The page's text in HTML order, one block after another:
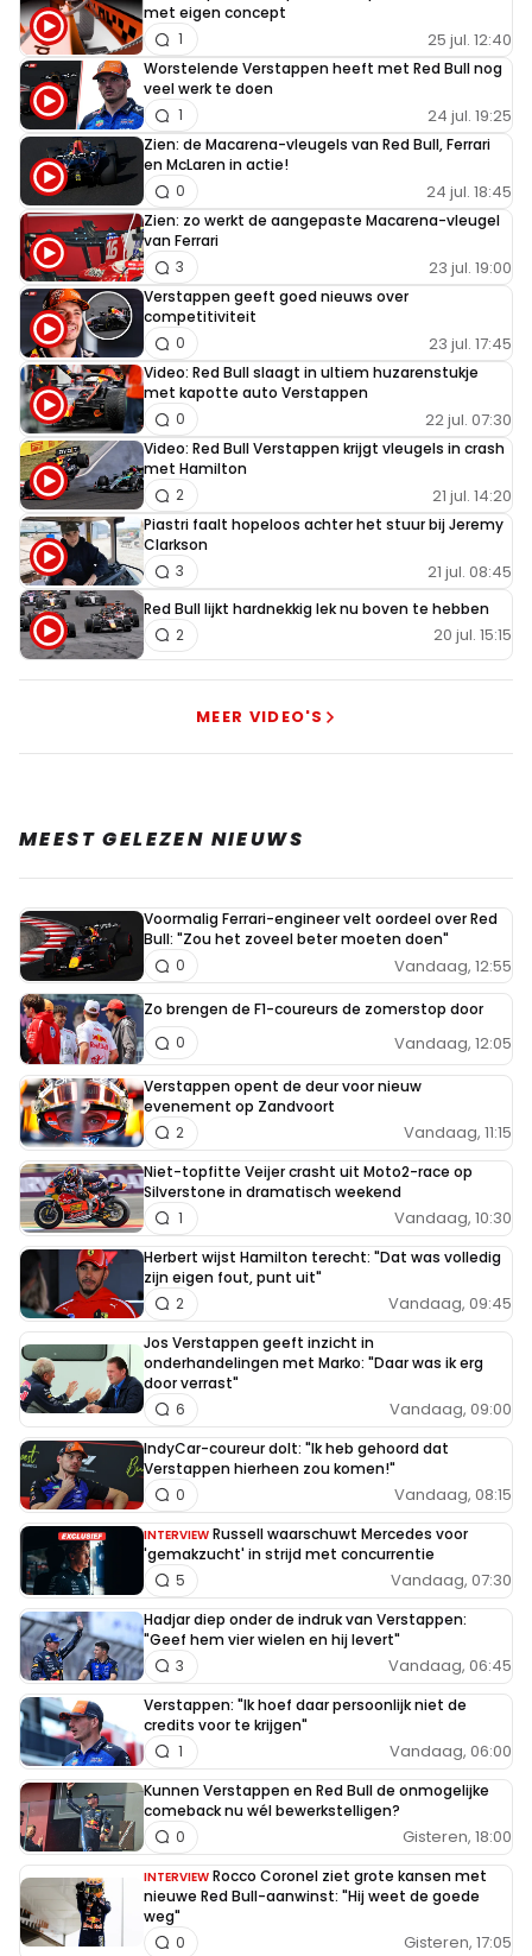
met eigen concept
25 jul. 12:40
1
Worstelende Verstappen heeft met Red Bull nog
veel werk te doen
24 jul. 19:25
1
Zien: de Macarena-vleugels van Red Bull, Ferrari
en McLaren in actie!
24 jul. 18:45
0
Zien: zo werkt de aangepaste Macarena-vleugel
van Ferrari
23 jul. 19:00
3
Verstappen geeft goed nieuws over
competitiviteit
23 jul. 17:45
0
Video: Red Bull slaagt in ultiem huzarenstukje
met kapotte auto Verstappen
22 jul. 07:30
0
Video: Red Bull Verstappen krijgt vleugels in crash
met Hamilton
21 jul. 14:20
2
Piastri faalt hopeloos achter het stuur bij Jeremy
Clarkson
21 jul. 08:45
3
Red Bull lijkt hardnekkig lek nu boven te hebben
20 jul. 15:15
2
MEER VIDEO'S
MEEST GELEZEN NIEUWS
Voormalig Ferrari-engineer velt oordeel over Red
Bull: "Zou het zoveel beter moeten doen"
Vandaag, 12:55
0
Zo brengen de F1-coureurs de zomerstop door
Vandaag, 12:05
0
Verstappen opent de deur voor nieuw
evenement op Zandvoort
Vandaag, 11:15
2
Niet-topfitte Veijer crasht uit Moto2-race op
Silverstone in dramatisch weekend
Vandaag, 10:30
1
Herbert wijst Hamilton terecht: "Dat was volledig
zijn eigen fout, punt uit"
Vandaag, 09:45
2
Jos Verstappen geeft inzicht in
onderhandelingen met Marko: "Daar was ik erg
door verrast"
Vandaag, 09:00
6
IndyCar-coureur dolt: "Ik heb gehoord dat
Verstappen hierheen zou komen!"
Vandaag, 08:15
0
INTERVIEW Russell waarschuwt Mercedes voor
'gemakzucht' in strijd met concurrentie
Vandaag, 07:30
5
Hadjar diep onder de indruk van Verstappen:
"Geef hem vier wielen en hij levert"
Vandaag, 06:45
3
Verstappen: "Ik hoef daar persoonlijk niet de
credits voor te krijgen"
Vandaag, 06:00
1
Kunnen Verstappen en Red Bull de onmogelijke
comeback nu wél bewerkstelligen?
Gisteren, 18:00
0
INTERVIEW Rocco Coronel ziet grote kansen met
nieuwe Red Bull-aanwinst: "Hij weet de goede
weg"
Gisteren, 17:05
0